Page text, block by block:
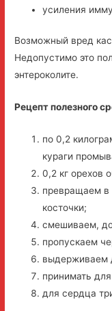
усиления
Возможный вред
Недопустимо это
энтероколите.
Рецепт полезного
по 0,2
кураги
0,2 кг орехов
превращаем
косточки;
смешиваем,
пропускаем
выдерживаем
принимать
для сердца